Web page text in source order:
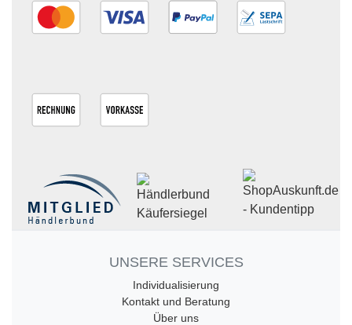
UNSERE SERVICES
Individualisierung
Kontakt und Beratung
Über uns